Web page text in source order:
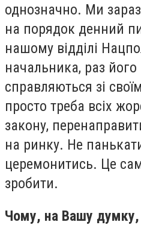
однозначно. Ми
на порядок денний
нашому відділі
начальника, раз його
справляються зі
просто треба всіх
закону,
на ринку. Не
церемонитись. Це
зробити.
Чому, на Вашу думку,